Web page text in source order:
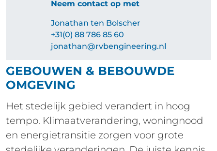
Neem contact op met
Jonathan ten Bolscher
+31(0) 88 786 85 60
jonathan​@rvbengineering.nl
GEBOUWEN & BEBOUWDE
OMGEVING
Het stedelijk gebied verandert in hoog
tempo. Klimaatverandering, woningnood
en energietransitie zorgen voor grote